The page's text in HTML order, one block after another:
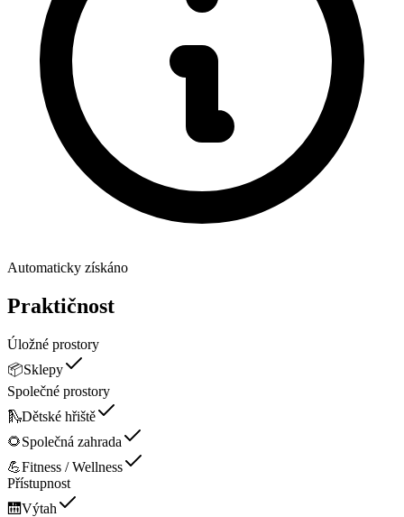
Automaticky získáno
Praktičnost
Úložné prostory
📦Sklepy
Společné prostory
🛝Dětské hřiště
🌻Společná zahrada
💪Fitness / Wellness
Přístupnost
🛗Výtah